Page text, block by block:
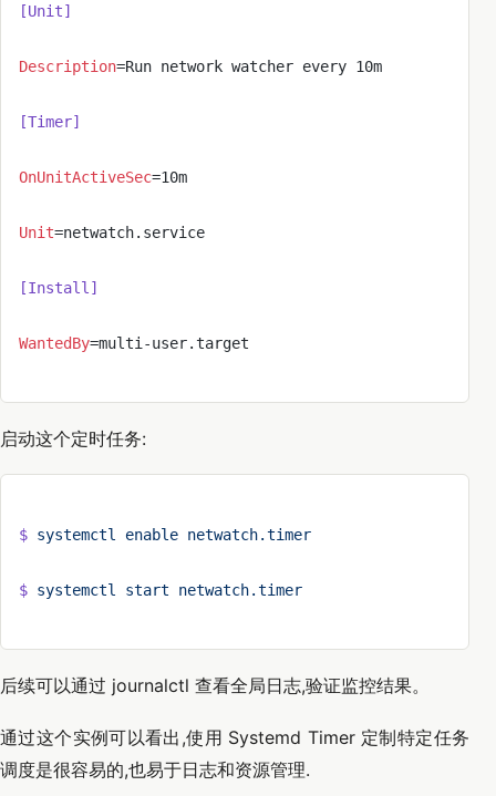
[Unit]
Description=Run network watcher every 10m
[Timer]
OnUnitActiveSec=10m
Unit=netwatch.service
[Install]
WantedBy=multi-user.target
启动这个定时任务:
$ systemctl enable netwatch.timer
$ systemctl start netwatch.timer
后续可以通过 journalctl 查看全局日志,验证监控结果。
通过这个实例可以看出,使用 Systemd Timer 定制特定任务
调度是很容易的,也易于日志和资源管理.